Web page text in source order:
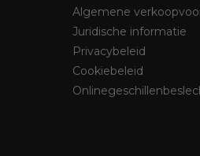
Algemene
Juridische informatie
Privacybeleid
Cookiebeleid